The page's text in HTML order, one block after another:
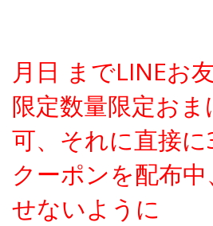
月日 までLINEお
限定数量限定お
可、それに直接
クーポンを配布
せないように